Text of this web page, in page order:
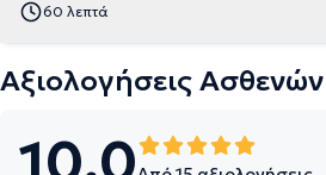
60 λεπτά
Αξιολογήσεις Ασθενών